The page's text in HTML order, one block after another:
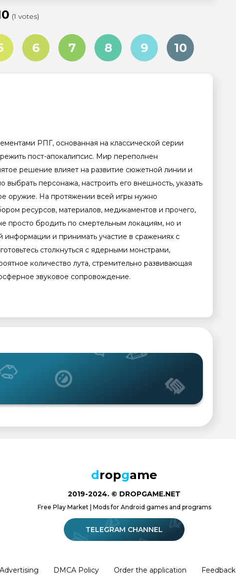
(1 votes)
6 7 8 9 10
РПГ, основанная на классической серии
пост-апокалипсис. Мир переполнен
решение влияет на развитие сюжетной линии и
персонажа, настроить его внешность, указать
оружие. На протяжении всей игры нужно
ресурсов, материалов, медикаментов и прочего,
просто бродить по смертельным локациям, но и
информации и принимать участие в сражениях с
столкнуться с ядерными монстрами,
количество лута, стремительно развивающая
звуковое сопровождение.
dropgame
2019-2024. © DROPGAME.NET
Free Play Market | Mods for Android games and programs
TELEGRAM CHANNEL
Advertising DMCA Policy Order the application Feedback